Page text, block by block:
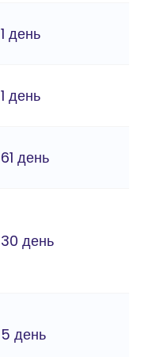
1 день
1 день
61 день
30 день
5 день